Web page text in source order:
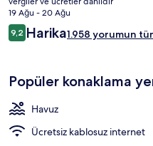
personel seviliyor.
fiyat
6.713 TL
19 Ağu - 20 Ağu
Yorumlar
9,29,2/10
Harika1.958 yorumun
Popüler konaklama
Havuz
Ücretsiz kablosuz internet